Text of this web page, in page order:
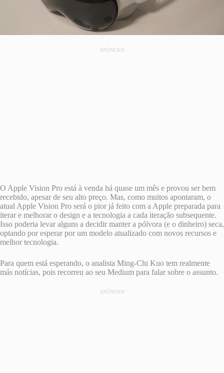
ANÚNCIOS
O Apple Vision Pro está à venda há quase um mês e provou ser bem
recebido, apesar de seu alto preço. Mas, como muitos apontaram, o
atual Apple Vision Pro será o pior já feito com a Apple preparada para
iterar e melhorar o design e a tecnologia a cada iteração subsequente.
Isso poderia levar alguns a decidir manter a pólvora (e o dinheiro) seca,
optando por esperar por um modelo atualizado com novos recursos e
melhor tecnologia.
Para quem está esperando, o analista Ming-Chi Kuo tem realmente
más notícias, pois recorreu ao seu Medium para falar sobre o assunto.
ANÚNCIOS